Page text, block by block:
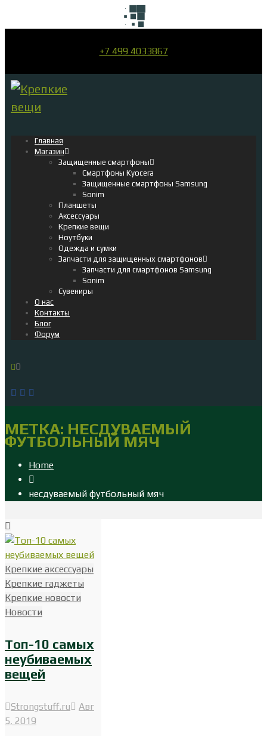
+7 499 4033867
Главная
Магазин
Защищенные смартфоны
Смартфоны Kyocera
Защищенные смартфоны Samsung
Sonim
Планшеты
Аксессуары
Крепкие вещи
Ноутбуки
Одежда и сумки
Запчасти для защищенных смартфонов
Запчасти для смартфонов Samsung
Sonim
Сувениры
О нас
Контакты
Блог
Форум
0
МЕТКА: НЕСДУВАЕМЫЙ
ФУТБОЛЬНЫЙ МЯЧ
Home
несдуваемый футбольный мяч
Крепкие аксессуары
Крепкие гаджеты
Крепкие новости
Новости
Топ-10 самых
неубиваемых
вещей
Strongstuff.ru
Авг
5, 2019